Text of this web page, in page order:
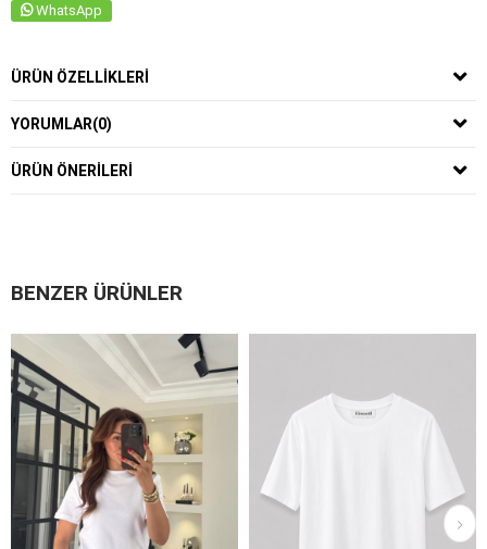
WhatsApp
ÜRÜN ÖZELLIKLERI
YORUMLAR(0)
ÜRÜN ÖNERILERI
BENZER ÜRÜNLER